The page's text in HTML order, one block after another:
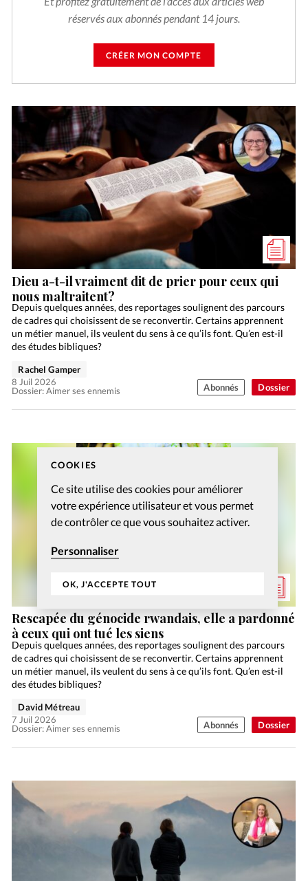
COOKIES
Ce site utilise des cookies pour améliorer
votre expérience utilisateur et vous permet
de contrôler ce que vous souhaitez activer.
Personnaliser
OK, J'ACCEPTE TOUT
réservés aux abonnés pendant 14 jours.
CRÉER MON COMPTE
Dossier
Dieu a-t-il vraiment dit de prier pour ceux qui
nous maltraitent?
Depuis quelques années, des reportages soulignent des parcours
de cadres qui choisissent de se reconvertir. Certains apprennent
un métier manuel, ils veulent du sens à ce qu’ils font. Qu’en est-il
des études bibliques?
Dossier: Aimer ses ennemis
Rachel Gamper
8 Juil 2026
Abonnés
Dossier
Rescapée du génocide rwandais, elle a pardonné
à ceux qui ont tué les siens
Depuis quelques années, des reportages soulignent des parcours
de cadres qui choisissent de se reconvertir. Certains apprennent
un métier manuel, ils veulent du sens à ce qu’ils font. Qu’en est-il
des études bibliques?
Dossier: Aimer ses ennemis
David Métreau
7 Juil 2026
Abonnés